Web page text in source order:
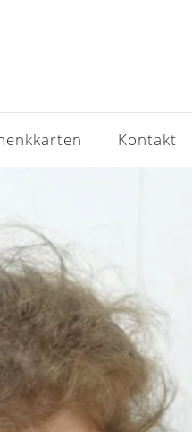
Kontakt